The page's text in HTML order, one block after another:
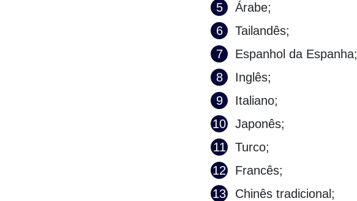
Árabe;
Tailandês;
Espanhol da Espanha;
Inglês;
Italiano;
Japonês;
Turco;
Francês;
Chinês tradicional;